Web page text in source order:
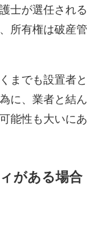
士が選任される
所有権は破産管
までも設置者と
に、業者と結ん
能性も大いにあ
がある場合